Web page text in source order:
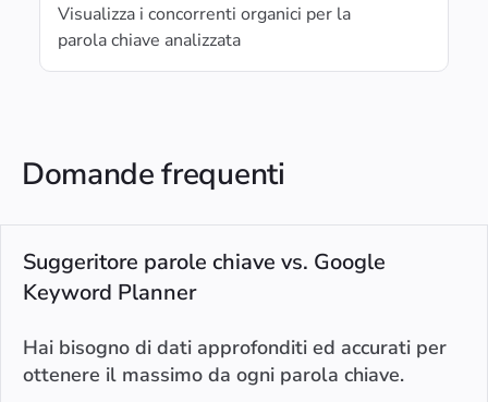
Visualizza i concorrenti organici per la
parola chiave analizzata
Domande frequenti
Suggeritore parole chiave vs. Google
Keyword Planner
Hai bisogno di dati approfonditi ed accurati per
ottenere il massimo da ogni parola chiave.